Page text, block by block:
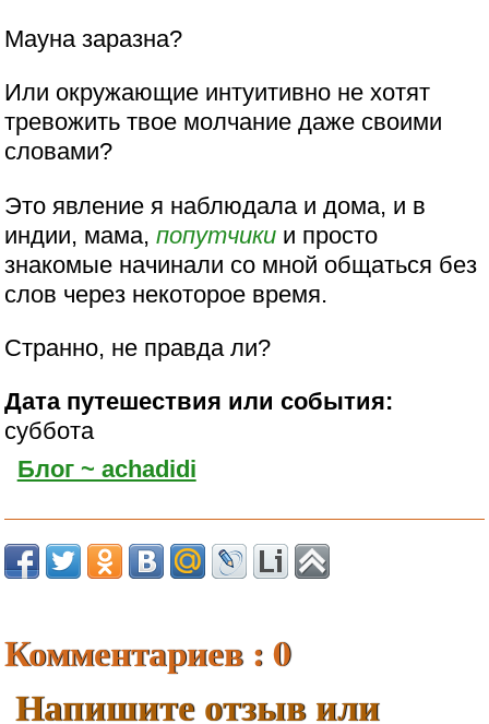
Мауна заразна?
Или окружающие интуитивно не хотят
тревожить твое молчание даже своими
словами?
Это явление я наблюдала и дома, и в
индии, мама,попутчики и просто
знакомые начинали со мной общаться без
слов через некоторое время.
Странно, не правда ли?
Дата путешествия или события:
суббота
Блог ~ achadidi
Комментариев : 0
Напишите отзыв или